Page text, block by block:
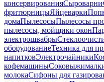
консервированияСыроварни
фритюрницыЯйцеварки
домаПылесосыПылесосы
пылесосы, мойщики окон
электрошвабры
оборудованиеТехника для
напитковЭлектрочайники
кофемашины
молокаСифоны для